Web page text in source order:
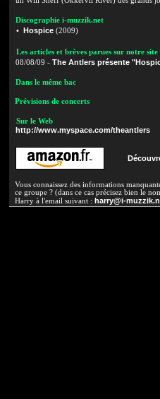
Discographie i-muzzik.net
• Hospice(2009)
Les articles et brèves parues sur notre site
08/08/09 - The Antlers présente
Dans le même bac
Prévisions de concerts
Sur le Web
http://www.myspace.com/theantlers
Vous connaissez des informations
ce groupe ? (dans ce cas précisez bien le
Harry à l'email suivant : harry@i-